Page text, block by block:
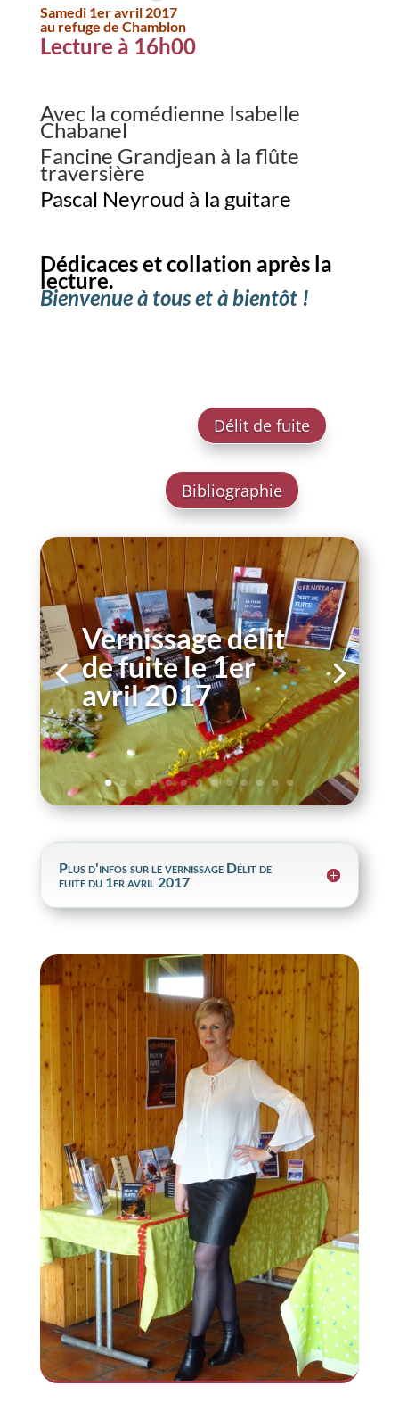
Samedi 1er avril 2017
au refuge de Chamblon
Lecture à 16h00
Avec la comédienne Isabelle
Chabanel
Fancine Grandjean à la flûte
traversière
Pascal Neyroud à la guitare
Dédicaces et collation après la
lecture.
Bienvenue à tous et à bientôt !
Délit de fuite
Bibliographie
Vernissage délit
de fuite le 1er
avril 2017
Plus d'infos sur le vernissage Délit de
fuite du 1er avril 2017